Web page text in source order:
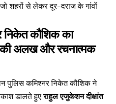
शहरों से लेकर दूर-दराज के गांवों
निकेत कौशिक का
की अलख और रचनात्मक
पुलिस कमिश्नर निकेत कौशिक ने
डालते हुएराहुल एजुकेशन दीक्षांत